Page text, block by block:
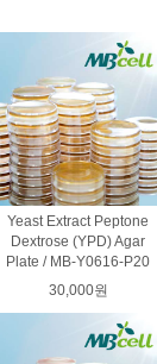
Yeast Extract Peptone
Dextrose (YPD) Agar
Plate / MB-Y0616-P20
30,000원